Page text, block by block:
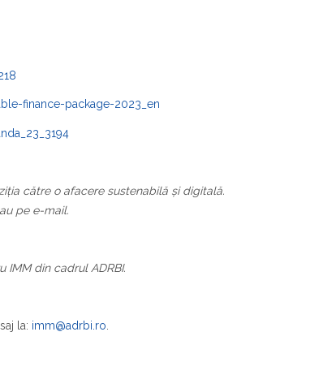
finance-package-2023_en
către o afacere sustenabilă și digitală.
pe e-mail.
din cadrul ADRBI.
la: imm@adrbi.ro